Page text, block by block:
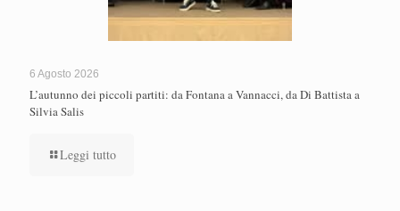
6 Agosto 2026
L’autunno dei piccoli partiti: da Fontana a Vannacci, da Di Battista a
Silvia Salis
Leggi tutto